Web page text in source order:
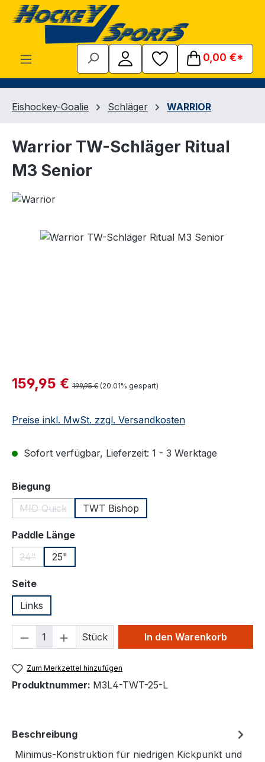
Zum Hauptinhalt springen
0,00 €*
Eishockey-Goalie Schläger WARRIOR
Warrior TW-Schläger Ritual
M3 Senior
Bildergalerie überspringen
Verkaufspreis:
159,95 € Regulärer Preis:
199,95 € (20.01% gespart)
Preise inkl. MwSt. zzgl. Versandkosten
Sofort verfügbar, Lieferzeit: 1 - 3 Werktage
Biegungauswählen
MID Quick
(Diese Option ist zurzeit nicht verfügbar.)
TWT Bishop
Paddle Längeauswählen
24"
(Diese Option ist zurzeit nicht verfügbar.)
25"
Seiteauswählen
Links
Produkt Anzahl: Gib den
Stück In den Warenkorb
Zum Merkzettel hinzufügen
Produktnummer: M3L4-TWT-25-L
Beschreibung
Minimus-Konstruktion für niedrigen Kickpunkt und